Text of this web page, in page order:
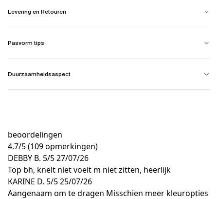
Levering en Retouren
Pasvorm tips
Duurzaamheidsaspect
beoordelingen
4.7/5(109 opmerkingen)
DEBBY B. 5/527/07/26
Top bh, knelt niet voelt m niet zitten, heerlijk
KARINE D. 5/525/07/26
Aangenaam om te dragen Misschien meer kleuropties